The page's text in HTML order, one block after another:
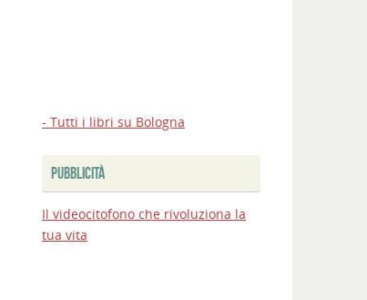
- Tutti i libri su Bologna
PUBBLICITÀ
Il videocitofono che rivoluziona la
tua vita